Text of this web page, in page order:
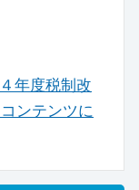
年度税制改
ンテンツに